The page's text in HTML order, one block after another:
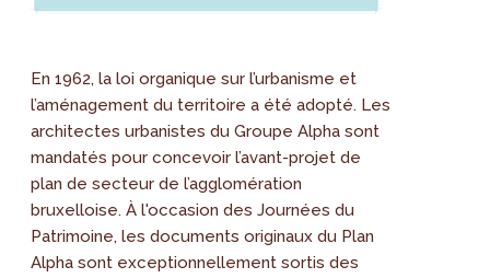
En 1962, la loi organique sur l’urbanisme et
l’aménagement du territoire a été adopté. Les
architectes urbanistes du Groupe Alpha sont
mandatés pour concevoir l’avant-projet de
plan de secteur de l’agglomération
bruxelloise. À l'occasion des Journées du
Patrimoine, les documents originaux du Plan
Alpha sont exceptionnellement sortis des